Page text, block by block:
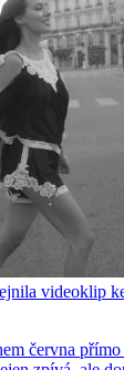
videoklip
června